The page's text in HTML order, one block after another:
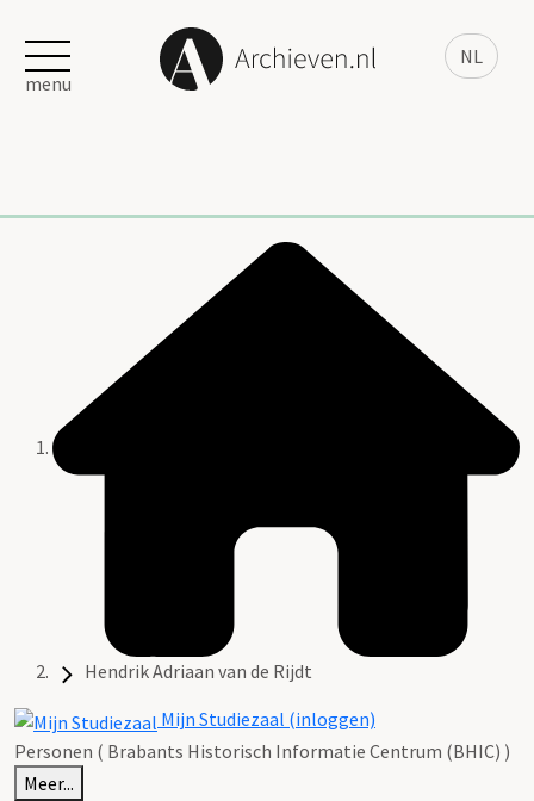
NL
menu
Hendrik Adriaan van de Rijdt
Mijn Studiezaal (inloggen)
Personen ( Brabants Historisch Informatie Centrum (BHIC) )
Meer...